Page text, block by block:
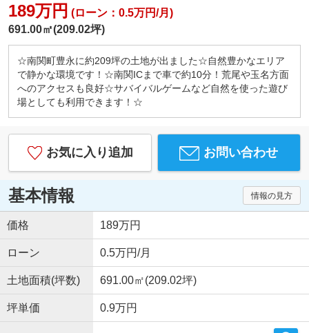
189万円 (ローン：0.5万円/月)
691.00㎡(209.02坪)
☆南関町豊永に約209坪の土地が出ました☆自然豊かなエリア
で静かな環境です！☆南関ICまで車で約10分！荒尾や玉名方面
へのアクセスも良好☆サバイバルゲームなど自然を使った遊び
場としても利用できます！☆
お気に入り追加 お問い合わせ
基本情報 情報の見方
価格 189万円
ローン 0.5万円/月
土地面積(坪数) 691.00㎡(209.02坪)
坪単価 0.9万円